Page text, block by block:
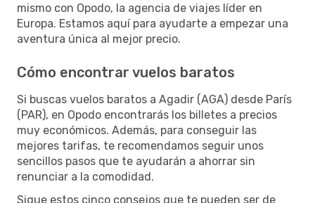
mismo con Opodo, la agencia de viajes líder en
Europa. Estamos aquí para ayudarte a empezar una
aventura única al mejor precio.
Cómo encontrar vuelos baratos
Si buscas vuelos baratos a Agadir (AGA) desde París
(PAR), en Opodo encontrarás los billetes a precios
muy económicos. Además, para conseguir las
mejores tarifas, te recomendamos seguir unos
sencillos pasos que te ayudarán a ahorrar sin
renunciar a la comodidad.
Sigue estos cinco consejos que te pueden ser de